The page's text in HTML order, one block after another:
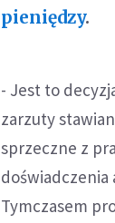
pieniędzy.
- Jest to
zarzuty
sprzeczne z
Tymczasem